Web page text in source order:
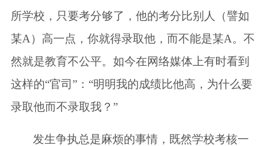
所学校，只要考分够了，他的考分比别人（譬如
某A）高一点，你就得录取他，而不能是某A。不
然就是教育不公平。如今在网络媒体上有时看到
这样的“官司”：“明明我的成绩比他高，为什么要
录取他而不录取我？”
发生争执总是麻烦的事情，既然学校考核一